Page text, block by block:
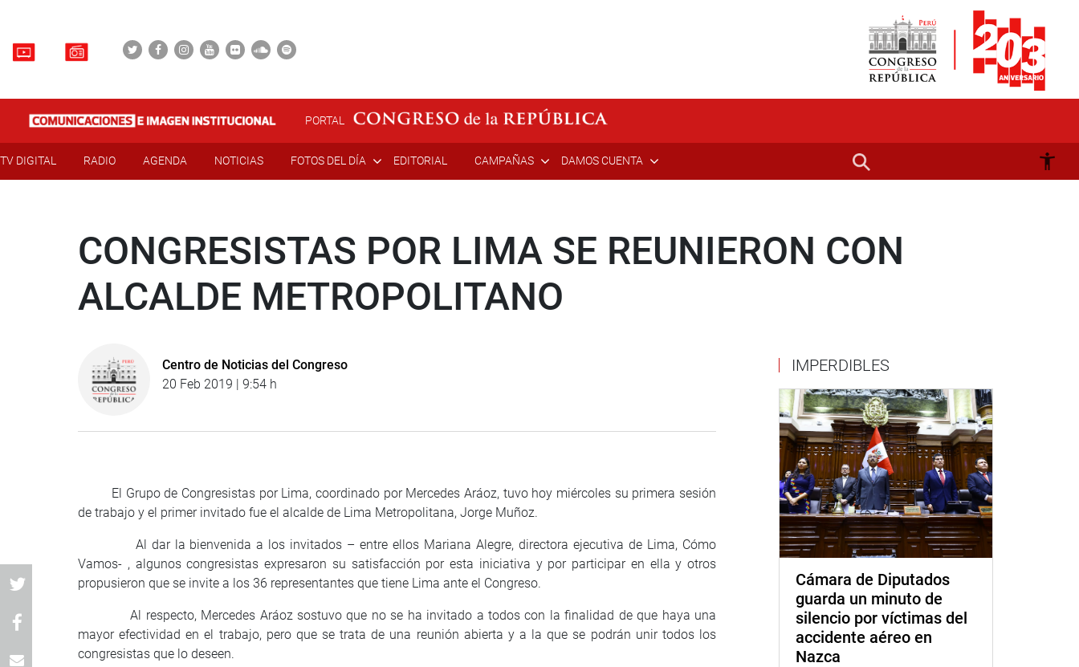
PORTAL
TV DIGITAL RADIO AGENDA NOTICIAS FOTOS DEL DÍA EDITORIAL CAMPAÑAS DAMOS CUENTA
CONGRESISTAS POR LIMA SE REUNIERON CON
ALCALDE METROPOLITANO
Centro de Noticias del Congreso
20 Feb 2019 | 9:54 h
El Grupo de Congresistas por Lima, coordinado por Mercedes Aráoz, tuvo hoy miércoles su primera sesión
de trabajo y el primer invitado fue el alcalde de Lima Metropolitana, Jorge Muñoz.
Al dar la bienvenida a los invitados – entre ellos Mariana Alegre, directora ejecutiva de Lima, Cómo
Vamos- , algunos congresistas expresaron su satisfacción por esta iniciativa y por participar en ella y otros
propusieron que se invite a los 36 representantes que tiene Lima ante el Congreso.
Al respecto, Mercedes Aráoz sostuvo que no se ha invitado a todos con la finalidad de que haya una
mayor efectividad en el trabajo, pero que se trata de una reunión abierta y a la que se podrán unir todos los
congresistas que lo deseen.
IMPERDIBLES
Cámara de Diputados
guarda un minuto de
silencio por víctimas del
accidente aéreo en
Nazca